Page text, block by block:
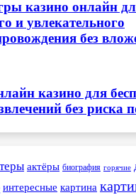
казино онлайн
и увлекательного
без
казино для
без риска
актёры биография горячие
интересные картина